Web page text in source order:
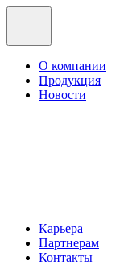
О компании
Продукция
Новости
Карьера
Партнерам
Контакты